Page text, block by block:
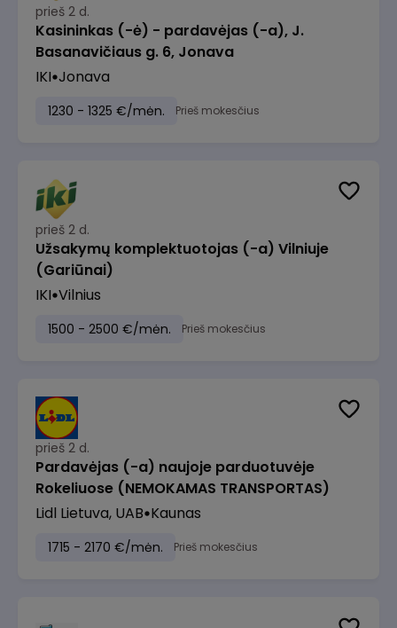
prieš 2 d.
Kasininkas (-ė) - pardavėjas (-a), J.
Basanavičiaus g. 6, Jonava
IKI Jonava
1230 - 1325 €/mėn. Prieš mokesčius
prieš 2 d.
Užsakymų komplektuotojas (-a) Vilniuje
(Gariūnai)
IKI Vilnius
1500 - 2500 €/mėn. Prieš mokesčius
prieš 2 d.
Pardavėjas (-a) naujoje parduotuvėje
Rokeliuose (NEMOKAMAS TRANSPORTAS)
Lidl Lietuva, UAB Kaunas
1715 - 2170 €/mėn. Prieš mokesčius